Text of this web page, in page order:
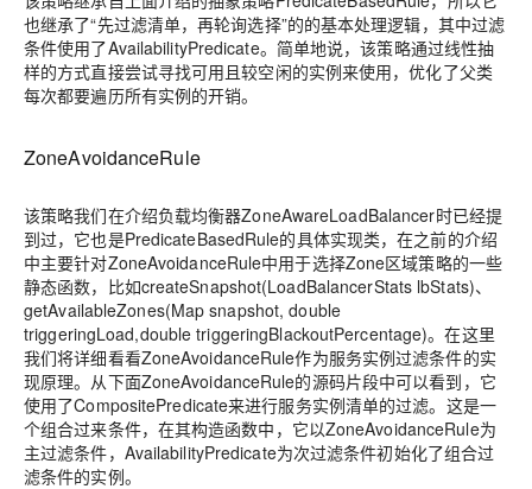
也继承了“先过滤清单，再轮询选择”的的基本处理逻辑，其中过滤
条件使用了AvailabilityPredicate。简单地说，该策略通过线性抽
样的方式直接尝试寻找可用且较空闲的实例来使用，优化了父类
每次都要遍历所有实例的开销。
ZoneAvoidanceRule
该策略我们在介绍负载均衡器ZoneAwareLoadBalancer时已经提
到过，它也是PredicateBasedRule的具体实现类，在之前的介绍
中主要针对ZoneAvoidanceRule中用于选择Zone区域策略的一些
静态函数，比如createSnapshot(LoadBalancerStats lbStats)、
getAvailableZones(Map snapshot, double
triggeringLoad,double triggeringBlackoutPercentage)。在这里
我们将详细看看ZoneAvoidanceRule作为服务实例过滤条件的实
现原理。从下面ZoneAvoidanceRule的源码片段中可以看到，它
使用了CompositePredicate来进行服务实例清单的过滤。这是一
个组合过来条件，在其构造函数中，它以ZoneAvoidanceRule为
主过滤条件，AvailabilityPredicate为次过滤条件初始化了组合过
滤条件的实例。